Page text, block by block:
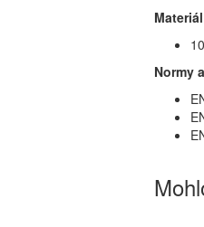
Normy